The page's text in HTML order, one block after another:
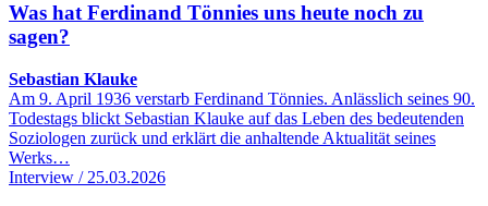
Was hat Ferdinand Tönnies uns heute noch zu
sagen?
Sebastian Klauke
Am 9. April 1936 verstarb Ferdinand Tönnies. Anlässlich seines 90.
Todestags blickt Sebastian Klauke auf das Leben des bedeutenden
Soziologen zurück und erklärt die anhaltende Aktualität seines
Werks…
Interview / 25.03.2026